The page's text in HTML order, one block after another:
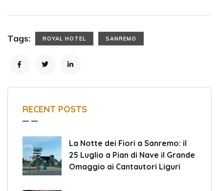
Tags: ROYAL HOTEL SANREMO
RECENT POSTS
La Notte dei Fiori a Sanremo: il
25 Luglio a Pian di Nave il Grande
Omaggio ai Cantautori Liguri